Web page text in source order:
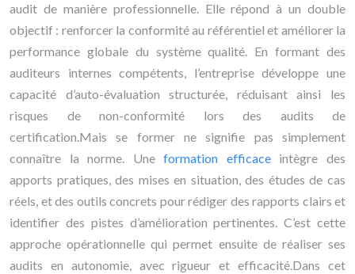
audit de manière professionnelle. Elle répond à un double
objectif : renforcer la conformité au référentiel et améliorer la
performance globale du système qualité. En formant des
auditeurs internes compétents, l’entreprise développe une
capacité d’auto-évaluation structurée, réduisant ainsi les
risques de non-conformité lors des audits de
certification.Mais se former ne signifie pas simplement
connaître la norme. Uneformation efficaceintègre des
apports pratiques, des mises en situation, des études de cas
réels, et des outils concrets pour rédiger des rapports clairs et
identifier des pistes d’amélioration pertinentes. C’est cette
approche opérationnelle qui permet ensuite de réaliser ses
audits en autonomie, avec rigueur et efficacité.Dans cet